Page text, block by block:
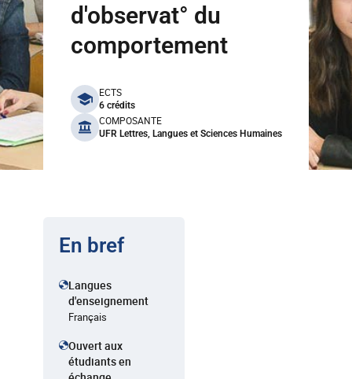
d'observat° du
comportement
benefits
ECTS
6 crédits
COMPOSANTE
UFR Lettres, Langues et Sciences Humaines
En bref
Langues
d'enseignement
Français
Ouvert aux
étudiants en